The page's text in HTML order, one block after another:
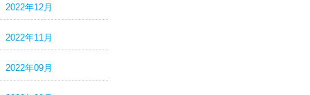
2022年12月
2022年11月
2022年09月